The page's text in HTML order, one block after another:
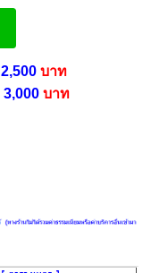
2,500 บาท
3,000 บาท